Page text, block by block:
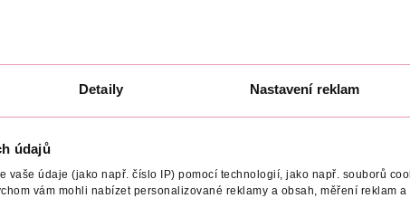
Detaily Nastavení reklam
údajů
vaše údaje (jako např. číslo IP) pomocí technologií, jako např. souborů
vám mohli nabízet personalizované reklamy a obsah, měření reklam
VÝROBCE/DODAVATEL TYP MASKY ÚČINNÉ LÁTKY